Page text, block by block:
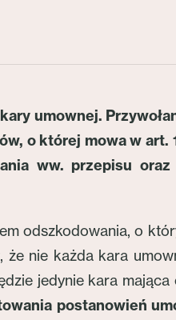
umownej.
o której mowa w art.
ww. przepisu oraz
odszkodowania, o
że nie każda kara
jedynie kara
postanowień